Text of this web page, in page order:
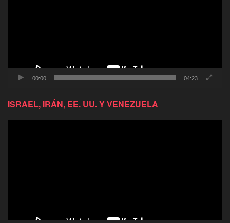
00:00 04:23
ISRAEL, IRÁN, EE. UU. Y VENEZUELA